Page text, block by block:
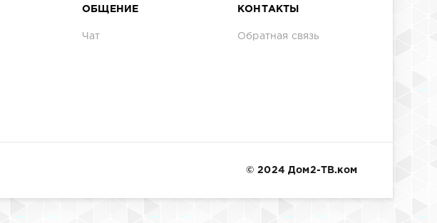
ОБЩЕНИЕ
Чат
КОНТАКТЫ
Обратная связь
© 2024 Дом2-ТВ.ком